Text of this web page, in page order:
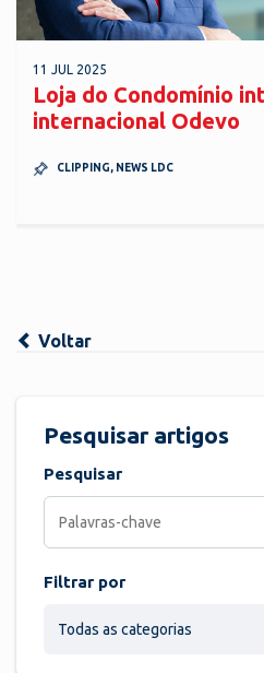
11 JUL 2025
Loja do Condomínio
internacional Odevo
CLIPPING, NEWS LDC
Voltar
Pesquisar artigos
Pesquisar
Filtrar por
Todas as categorias